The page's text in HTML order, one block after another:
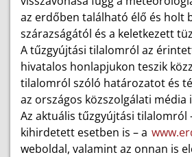
az erdőben található élő és holt
szárazságától és a keletkezett
A tűzgyújtási tilalomról az
hivatalos honlapjukon teszik
tilalomról szóló határozatot és
az országos közszolgálati média
Az aktuális tűzgyújtási tilalomról
kihirdetett esetben is – a
weboldal, valamint az onnan is